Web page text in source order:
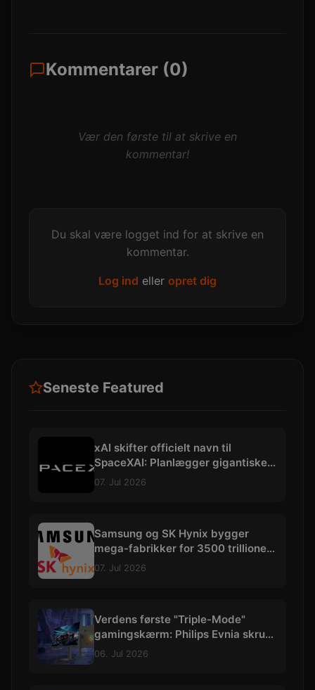
Kommentarer (0)
Vær den første til at skrive en
kommentar!
Du skal være logget ind for at skrive en
kommentar.
Log ind eller opret dig
Seneste Featured
xAI skifter officielt navn til
SpaceXAI: Planlægger gigantiske
datacentre i rummet
07. Jul 2026
Samsung og SK Hynix bygger
mega-fabrikker for 3500 trillioner
kroner
07. Jul 2026
Verdens første "Triple-Mode"
gamingskærm: Philips Evnia skruer
op til vilde 540 Hz
06. Jul 2026